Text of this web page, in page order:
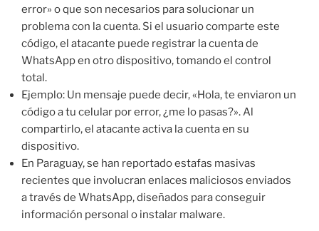
error» o que son necesarios para solucionar un
problema con la cuenta. Si el usuario comparte este
código, el atacante puede registrar la cuenta de
WhatsApp en otro dispositivo, tomando el control
total.
Ejemplo: Un mensaje puede decir, «Hola, te enviaron un
código a tu celular por error, ¿me lo pasas?». Al
compartirlo, el atacante activa la cuenta en su
dispositivo.
En Paraguay, se han reportado estafas masivas
recientes que involucran enlaces maliciosos enviados
a través de WhatsApp, diseñados para conseguir
información personal o instalar malware.